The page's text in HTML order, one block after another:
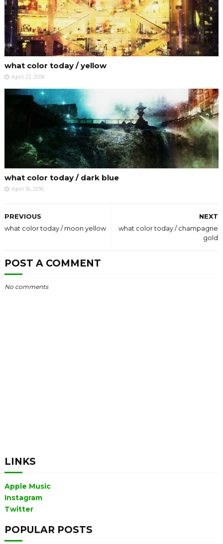
what color today / yellow
April 22, 2016
what color today / dark blue
April 16, 2016
NEXT
what color today / champagne
gold
PREVIOUS
what color today / moon yellow
POST A COMMENT
No comments
LINKS
Apple Music
Instagram
Twitter
POPULAR POSTS